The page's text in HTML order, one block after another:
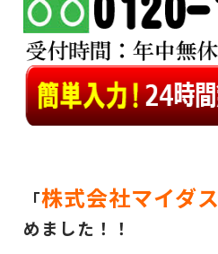
「株式会社マイダス
めました！！